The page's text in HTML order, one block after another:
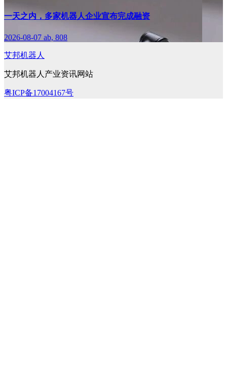
一天之内，多家机器人企业宣布完成融资
2026-08-07 ab, 808
艾邦机器人
艾邦机器人产业资讯网站
粤ICP备17004167号